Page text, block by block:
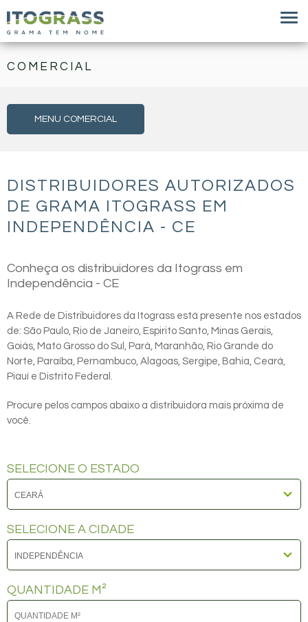
COMERCIAL
MENU COMERCIAL
DISTRIBUIDORES AUTORIZADOS
DE GRAMA ITOGRASS EM
INDEPENDÊNCIA - CE
Conheça os distribuidores da Itograss em
Independência - CE
A Rede de Distribuidores da Itograss está presente nos estados
de: São Paulo, Rio de Janeiro, Espirito Santo, Minas Gerais,
Goiás, Mato Grosso do Sul, Pará, Maranhão, Rio Grande do
Norte, Paraíba, Pernambuco, Alagoas, Sergipe, Bahia, Ceará,
Piauí e Distrito Federal.
Procure pelos campos abaixo a distribuidora mais próxima de
você.
SELECIONE O ESTADO
SELECIONE A CIDADE
QUANTIDADE M²